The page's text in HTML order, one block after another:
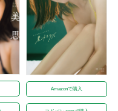
Amazonで購入